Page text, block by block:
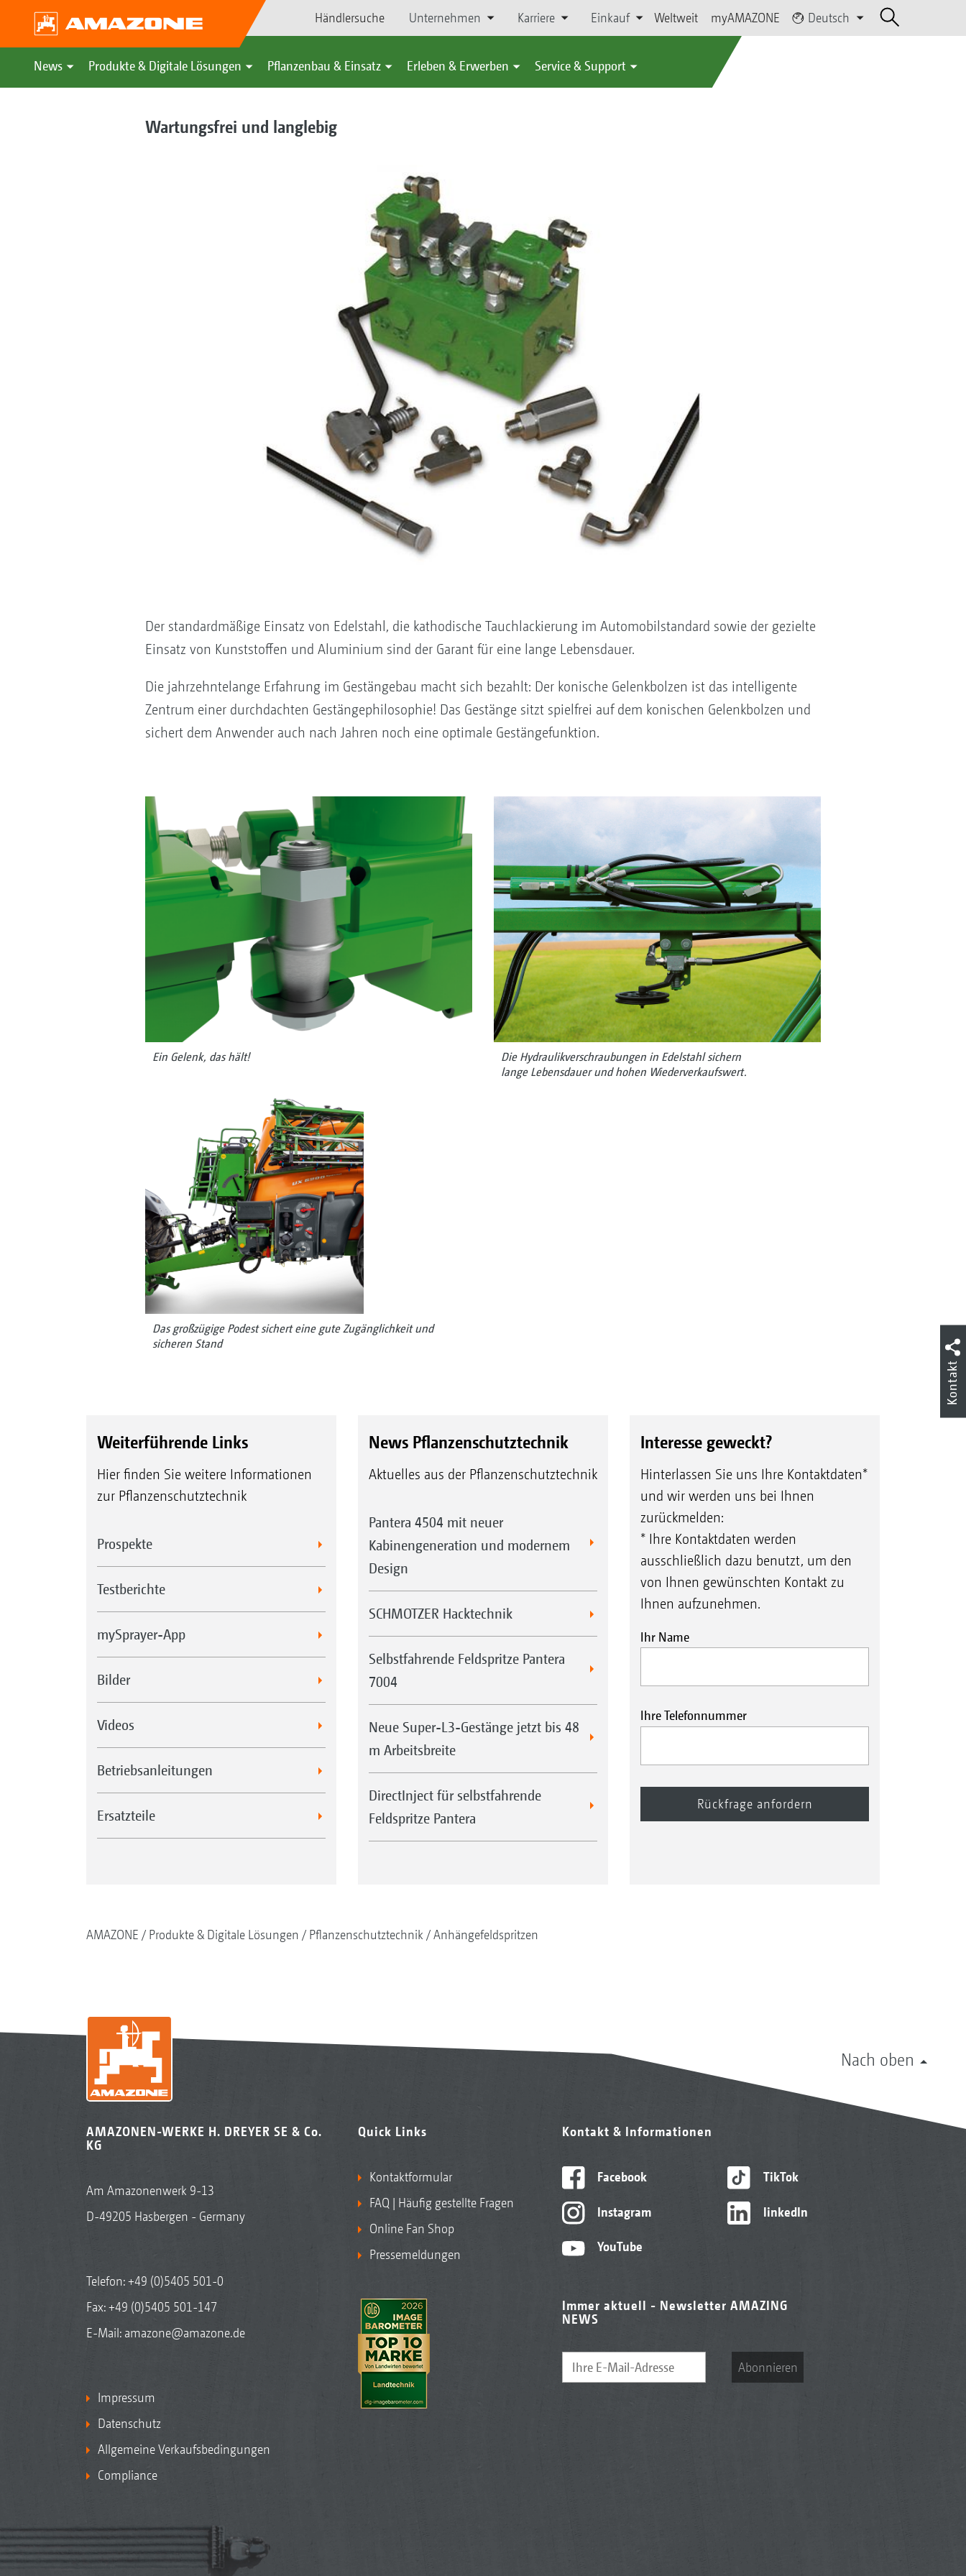
Händlersuche Unternehmen Karriere Einkauf Weltweit myAMAZONE Deutsch
News Produkte & Digitale Lösungen Pflanzenbau & Einsatz Erleben & Erwerben Service & Support
Wartungsfrei und langlebig
Der standardmäßige Einsatz von Edelstahl, die kathodische Tauchlackierung im Automobilstandard sowie der gezielte
Einsatz von Kunststoffen und Aluminium sind der Garant für eine lange Lebensdauer.
Die jahrzehntelange Erfahrung im Gestängebau macht sich bezahlt: Der konische Gelenkbolzen ist das intelligente
Zentrum einer durchdachten Gestängephilosophie! Das Gestänge sitzt spielfrei auf dem konischen Gelenkbolzen und
sichert dem Anwender auch nach Jahren noch eine optimale Gestängefunktion.
Ein Gelenk, das hält!
Die Hydraulikverschraubungen in Edelstahl sichern
lange Lebensdauer und hohen Wiederverkaufswert.
Das großzügige Podest sichert eine gute Zugänglichkeit und
sicheren Stand
Weiterführende Links
Hier finden Sie weitere Informationen
zur Pflanzenschutztechnik
Prospekte
Testberichte
mySprayer-App
Bilder
Videos
Betriebsanleitungen
Ersatzteile
News Pflanzenschutztechnik
Aktuelles aus der Pflanzenschutztechnik
Pantera 4504 mit neuer
Kabinengeneration und modernem
Design
SCHMOTZER Hacktechnik
Selbstfahrende Feldspritze Pantera
7004
Neue Super-L3-Gestänge jetzt bis 48
m Arbeitsbreite
DirectInject für selbstfahrende
Feldspritze Pantera
Interesse geweckt?
Hinterlassen Sie uns Ihre Kontaktdaten*
und wir werden uns bei Ihnen
zurückmelden:
* Ihre Kontaktdaten werden
ausschließlich dazu benutzt, um den
von Ihnen gewünschten Kontakt zu
Ihnen aufzunehmen.
Ihr Name
Ihre Telefonnummer
AMAZONE Produkte & Digitale Lösungen Pflanzenschutztechnik Anhängefeldspritzen
Nach oben
AMAZONEN-WERKE H. DREYER SE & Co.
KG
Am Amazonenwerk 9-13
D-49205 Hasbergen - Germany
Telefon:+49 (0)5405 501-0
Fax: +49 (0)5405 501-147
E-Mail: amazone@amazone.de
Impressum
Datenschutz
Allgemeine Verkaufsbedingungen
Compliance
Quick Links
Kontaktformular
FAQ | Häufig gestellte Fragen
Online Fan Shop
Pressemeldungen
Kontakt & Informationen
Facebook
Instagram
YouTube
TikTok
linkedIn
Immer aktuell - Newsletter AMAZING
NEWS
Abonnieren
Kontakt